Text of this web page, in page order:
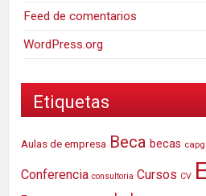
Feed de comentarios
WordPress.org
Etiquetas
Aulas de empresa Beca becas
Conferencia consultoria Cursos CV